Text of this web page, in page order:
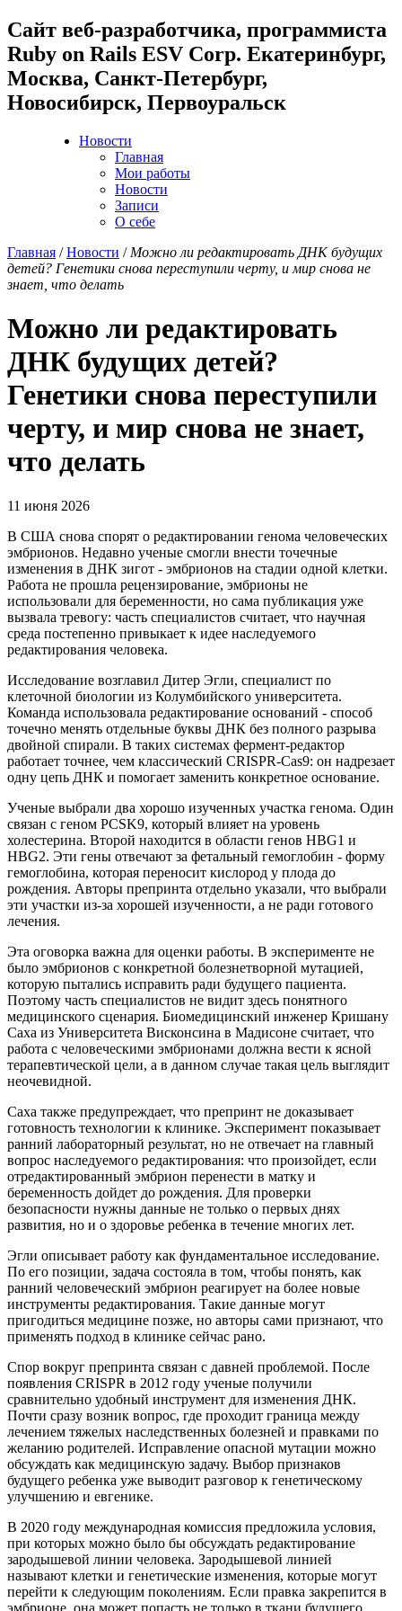
Cайт веб-разработчика, программиста
Ruby on Rails ESV Corp. Екатеринбург,
Москва, Санкт-Петербург,
Новосибирск, Первоуральск
Новости
Главная
Мои работы
Новости
Записи
О себе
Главная /Новости / Можно ли редактировать ДНК будущих
детей? Генетики снова переступили черту, и мир снова не
знает, что делать
Можно ли редактировать
ДНК будущих детей?
Генетики снова переступили
черту, и мир снова не знает,
что делать
11 июня 2026
В США снова спорят о редактировании генома человеческих
эмбрионов. Недавно ученые смогли внести точечные
изменения в ДНК зигот - эмбрионов на стадии одной клетки.
Работа не прошла рецензирование, эмбрионы не
использовали для беременности, но сама публикация уже
вызвала тревогу: часть специалистов считает, что научная
среда постепенно привыкает к идее наследуемого
редактирования человека.
Исследование возглавил Дитер Эгли, специалист по
клеточной биологии из Колумбийского университета.
Команда использовала редактирование оснований - способ
точечно менять отдельные буквы ДНК без полного разрыва
двойной спирали. В таких системах фермент-редактор
работает точнее, чем классический CRISPR-Cas9: он надрезает
одну цепь ДНК и помогает заменить конкретное основание.
Ученые выбрали два хорошо изученных участка генома. Один
связан с геном PCSK9, который влияет на уровень
холестерина. Второй находится в области генов HBG1 и
HBG2. Эти гены отвечают за фетальный гемоглобин - форму
гемоглобина, которая переносит кислород у плода до
рождения. Авторы препринта отдельно указали, что выбрали
эти участки из-за хорошей изученности, а не ради готового
лечения.
Эта оговорка важна для оценки работы. В эксперименте не
было эмбрионов с конкретной болезнетворной мутацией,
которую пытались исправить ради будущего пациента.
Поэтому часть специалистов не видит здесь понятного
медицинского сценария. Биомедицинский инженер Кришану
Саха из Университета Висконсина в Мадисоне считает, что
работа с человеческими эмбрионами должна вести к ясной
терапевтической цели, а в данном случае такая цель выглядит
неочевидной.
Саха также предупреждает, что препринт не доказывает
готовность технологии к клинике. Эксперимент показывает
ранний лабораторный результат, но не отвечает на главный
вопрос наследуемого редактирования: что произойдет, если
отредактированный эмбрион перенести в матку и
беременность дойдет до рождения. Для проверки
безопасности нужны данные не только о первых днях
развития, но и о здоровье ребенка в течение многих лет.
Эгли описывает работу как фундаментальное исследование.
По его позиции, задача состояла в том, чтобы понять, как
ранний человеческий эмбрион реагирует на более новые
инструменты редактирования. Такие данные могут
пригодиться медицине позже, но авторы сами признают, что
применять подход в клинике сейчас рано.
Спор вокруг препринта связан с давней проблемой. После
появления CRISPR в 2012 году ученые получили
сравнительно удобный инструмент для изменения ДНК.
Почти сразу возник вопрос, где проходит граница между
лечением тяжелых наследственных болезней и правками по
желанию родителей. Исправление опасной мутации можно
обсуждать как медицинскую задачу. Выбор признаков
будущего ребенка уже выводит разговор к генетическому
улучшению и евгенике.
В 2020 году международная комиссия предложила условия,
при которых можно было бы обсуждать редактирование
зародышевой линии человека. Зародышевой линией
называют клетки и генетические изменения, которые могут
перейти к следующим поколениям. Если правка закрепится в
эмбрионе, она может попасть не только в ткани будущего